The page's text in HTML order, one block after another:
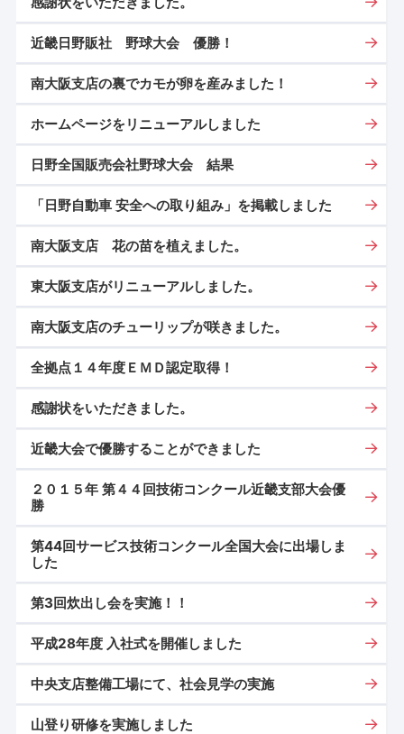
近畿日野販社 野球大会 優勝！
南大阪支店の裏でカモが卵を産みました！
ホームページをリニューアルしました
日野全国販売会社野球大会 結果
「日野自動車 安全への取り組み」を掲載しました
南大阪支店 花の苗を植えました。
東大阪支店がリニューアルしました。
南大阪支店のチューリップが咲きました。
全拠点１４年度ＥＭＤ認定取得！
感謝状をいただきました。
近畿大会で優勝することができました
２０１５年 第４４回技術コンクール近畿支部大会優
勝
第44回サービス技術コンクール全国大会に出場しま
した
第3回炊出し会を実施！！
平成28年度 入社式を開催しました
中央支店整備工場にて、社会見学の実施
山登り研修を実施しました